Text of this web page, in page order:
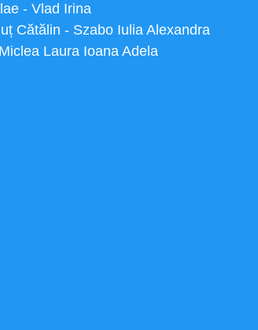
- Vlad Irina
Cătălin - Szabo Iulia Alexandra
Laura Ioana Adela